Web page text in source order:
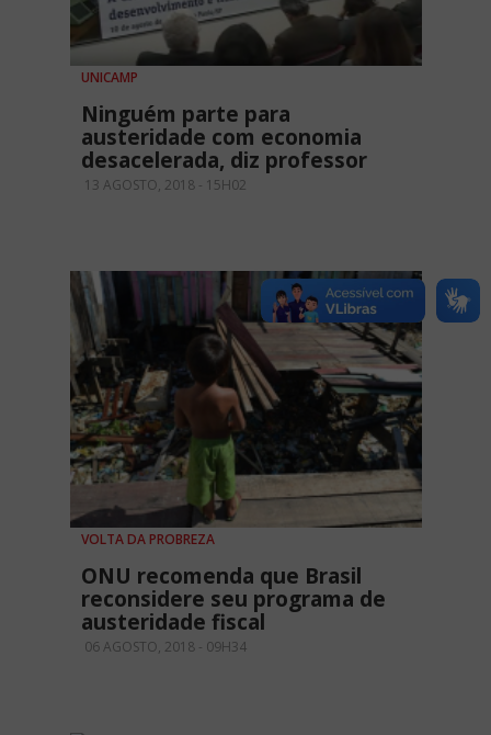
UNICAMP
Ninguém parte para
austeridade com economia
desacelerada, diz professor
13 AGOSTO, 2018 - 15H02
VOLTA DA PROBREZA
ONU recomenda que Brasil
reconsidere seu programa de
austeridade fiscal
06 AGOSTO, 2018 - 09H34